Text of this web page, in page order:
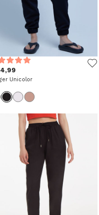
Unicolor